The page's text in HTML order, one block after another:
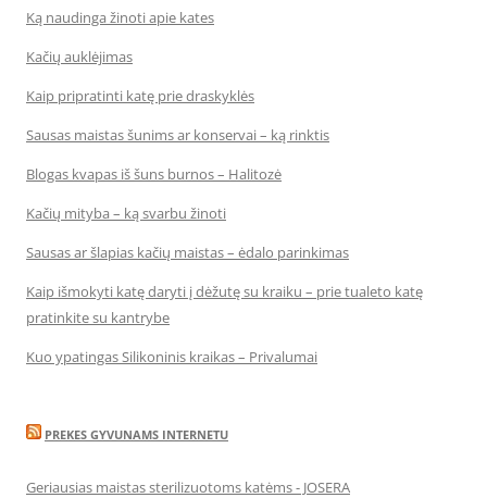
Ką naudinga žinoti apie kates
Kačių auklėjimas
Kaip pripratinti katę prie draskyklės
Sausas maistas šunims ar konservai – ką rinktis
Blogas kvapas iš šuns burnos – Halitozė
Kačių mityba – ką svarbu žinoti
Sausas ar šlapias kačių maistas – ėdalo parinkimas
Kaip išmokyti katę daryti į dėžutę su kraiku – prie tualeto katę
pratinkite su kantrybe
Kuo ypatingas Silikoninis kraikas – Privalumai
PREKES GYVUNAMS INTERNETU
Geriausias maistas sterilizuotoms katėms - JOSERA